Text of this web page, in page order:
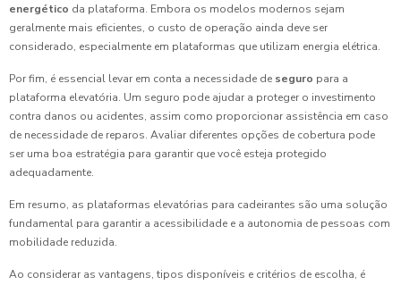
energético da plataforma. Embora os modelos modernos sejam
geralmente mais eficientes, o custo de operação ainda deve ser
considerado, especialmente em plataformas que utilizam energia elétrica.
Por fim, é essencial levar em conta a necessidade de seguro para a
plataforma elevatória. Um seguro pode ajudar a proteger o investimento
contra danos ou acidentes, assim como proporcionar assistência em caso
de necessidade de reparos. Avaliar diferentes opções de cobertura pode
ser uma boa estratégia para garantir que você esteja protegido
adequadamente.
Em resumo, as plataformas elevatórias para cadeirantes são uma solução
fundamental para garantir a acessibilidade e a autonomia de pessoas com
mobilidade reduzida.
Ao considerar as vantagens, tipos disponíveis e critérios de escolha, é